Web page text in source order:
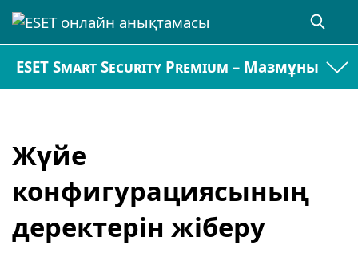
ESET Smart Security Premium – Мазмұны
Жүйе
конфигурациясының
деректерін жіберу